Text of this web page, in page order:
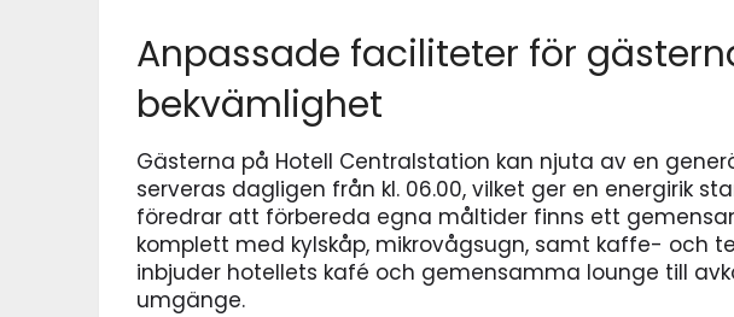
Anpassade faciliteter för
bekvämlighet
Gästerna på Hotell Centralstation kan njuta av en
serveras dagligen från kl. 06.00, vilket ger en energirik
föredrar att förbereda egna måltider finns ett
komplett med kylskåp, mikrovågsugn, samt kaffe- och
inbjuder hotellets kafé och gemensamma lounge till
umgänge.